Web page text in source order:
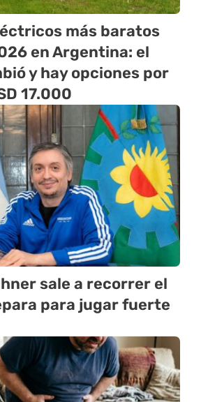
más baratos
en Argentina: el
y hay opciones por
17.000
sale a recorrer el
para jugar fuerte